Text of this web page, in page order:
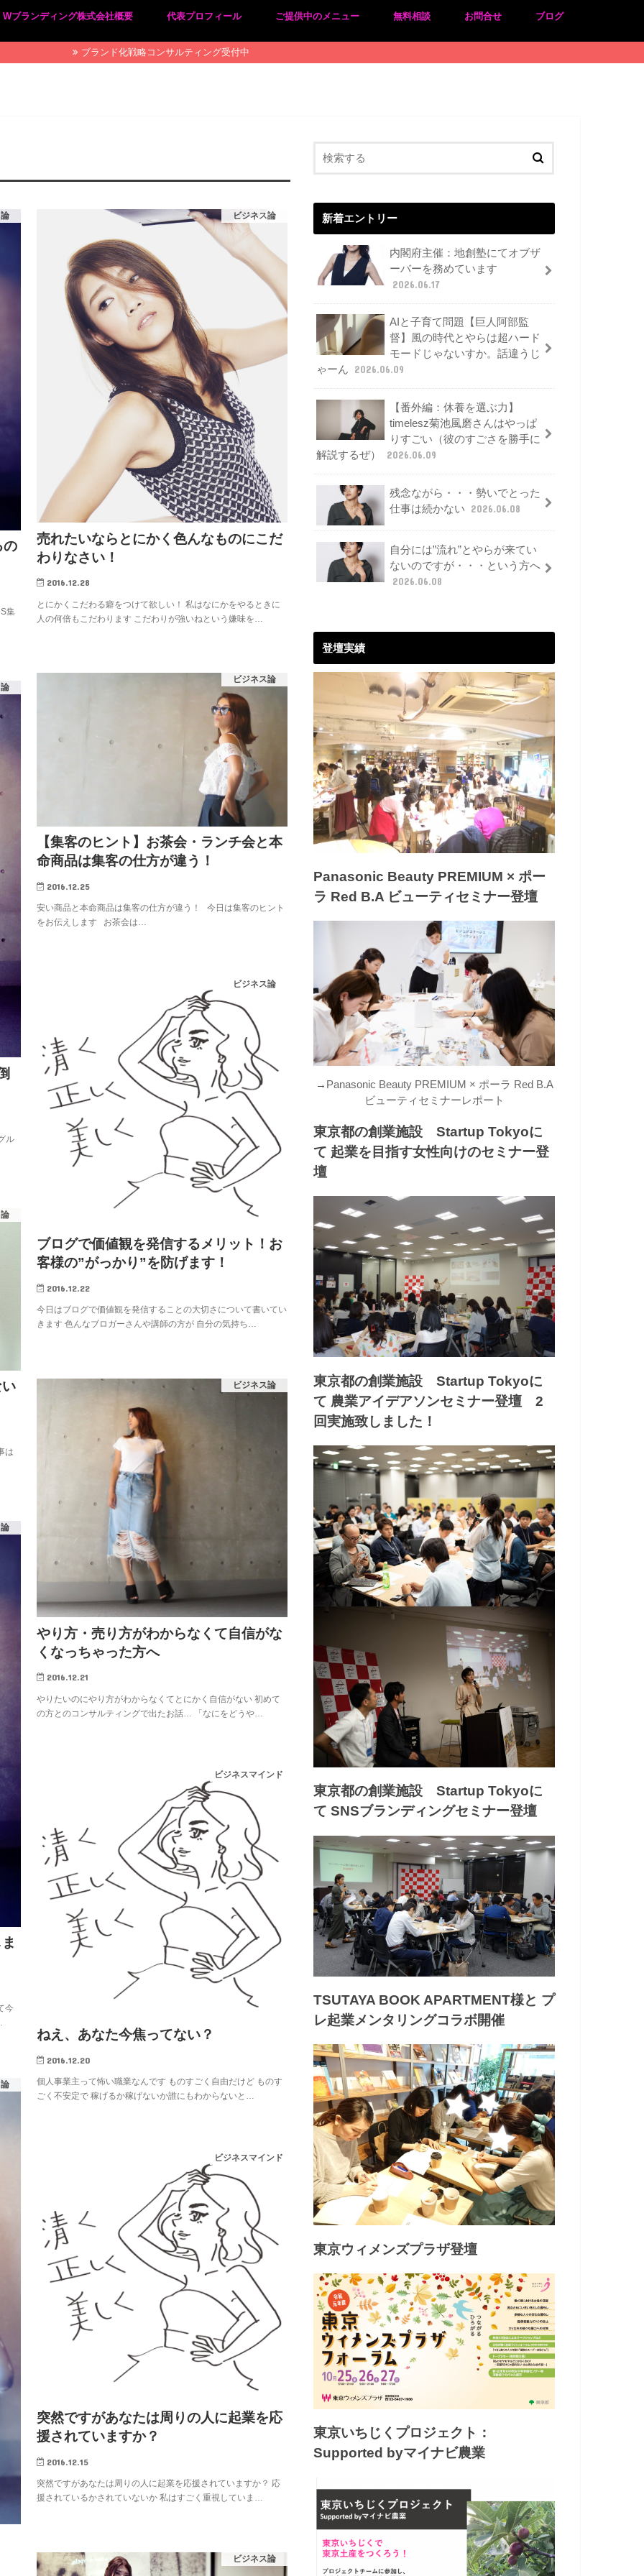
Wブランディング株式会社概要
ライバシーポリシー
定商取引法に基づく表記
代表プロフィール ご提供中のメニュー 無料相談 お問合せ ブログ
ブランド化戦略コンサルティング受付中
の
集
ビジネス論
売れたいならとにかく色んなものにこだ
わりなさい！
2016.12.28
とにかくこだわる癖をつけて欲しい！ 私はなにかをやるときに
人の何倍もこだわります こだわりが強いねという嫌味を…
ビジネス論
【集客のヒント】お茶会・ランチ会と本
命商品は集客の仕方が違う！
2016.12.25
安い商品と本命商品は集客の仕方が違う！ 今日は集客のヒント
をお伝えします お茶会は…
ル
ビジネス論
ブログで価値観を発信するメリット！お
客様の”がっかり”を防げます！
2016.12.22
今日はブログで価値観を発信することの大切さについて書いてい
きます 色んなブロガーさんや講師の方が 自分の気持ち…
は
ビジネス論
やり方・売り方がわからなくて自信がな
くなっちゃった方へ
2016.12.21
やりたいのにやり方がわからなくてとにかく自信がない 初めて
の方とのコンサルティングで出たお話… 「なにをどうや…
今
ビジネスマインド
ねえ、あなた今焦ってない？
2016.12.20
個人事業主って怖い職業なんです ものすごく自由だけど ものす
ごく不安定で 稼げるか稼げないか誰にもわからないと…
ビジネスマインド
突然ですがあなたは周りの人に起業を応
援されていますか？
2016.12.15
突然ですがあなたは周りの人に起業を応援されていますか？ 応
援されているかされていないか 私はすごく重視していま…
ビジネス論
新着エントリー
内閣府主催：地創塾にてオブザ
ーバーを務めています
2026.06.17
AIと子育て問題【巨人阿部監
督】風の時代とやらは超ハード
モードじゃないすか。話違うじ
ゃーん
2026.06.09
【番外編：休養を選ぶ力】
timelesz菊池風磨さんはやっぱ
りすごい（彼のすごさを勝手に
解説するぜ）
2026.06.09
残念ながら・・・勢いでとった
仕事は続かない
2026.06.08
自分には”流れ”とやらが来てい
ないのですが・・・という方へ
2026.06.08
登壇実績
Panasonic Beauty PREMIUM × ポー
ラ Red B.A ビューティセミナー登壇
→ Panasonic Beauty PREMIUM × ポーラ Red B.A
ビューティセミナーレポート
東京都の創業施設 Startup Tokyoに
て 起業を目指す女性向けのセミナー登
壇
東京都の創業施設 Startup Tokyoに
て 農業アイデアソンセミナー登壇 2
回実施致しました！
東京都の創業施設 Startup Tokyoに
て SNSブランディングセミナー登壇
TSUTAYA BOOK APARTMENT様と プ
レ起業メンタリングコラボ開催
東京ウィメンズプラザ登壇
東京いちじくプロジェクト：
Supported byマイナビ農業